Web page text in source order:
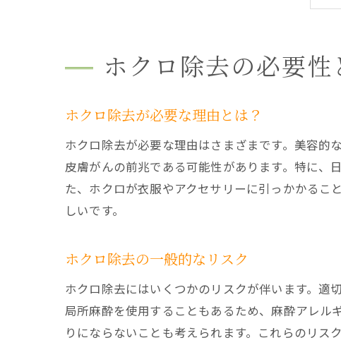
ホクロ除去の必要
ホクロ除去が必要な理由とは？
ホクロ除去が必要な理由はさまざまです。美容的
皮膚がんの前兆である可能性があります。特に、
た、ホクロが衣服やアクセサリーに引っかかるこ
しいです。
ホクロ除去の一般的なリスク
ホクロ除去にはいくつかのリスクが伴います。適
局所麻酔を使用することもあるため、麻酔アレル
りにならないことも考えられます。これらのリス